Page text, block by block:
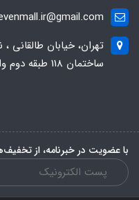
ساختمان 118 طبقه دوم واحد 6
با عضویت در خبرنامه، از